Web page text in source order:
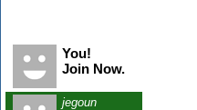
You!
Join Now.
jegoun